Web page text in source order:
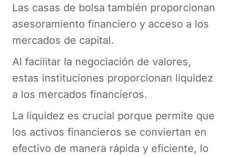
Las casas de bolsa también proporcionan
asesoramiento financiero y acceso a los
mercados de capital.
Al facilitar la negociación de valores,
estas instituciones proporcionan liquidez
a los mercados financieros.
La liquidez es crucial porque permite que
los activos financieros se conviertan en
efectivo de manera rápida y eficiente, lo